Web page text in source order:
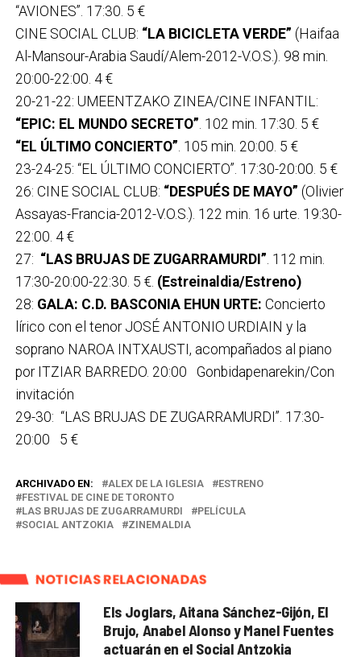
“AVIONES”. 17:30. 5 €
CINE SOCIAL CLUB: “LA BICICLETA VERDE” (Haifaa
Al-Mansour-Arabia Saudí/Alem-2012-V.O.S.). 98 min.
20:00-22:00. 4 €
20-21-22: UMEENTZAKO ZINEA/CINE INFANTIL:
“EPIC: EL MUNDO SECRETO” . 102 min. 17:30. 5 €
“EL ÚLTIMO CONCIERTO” . 105 min. 20:00. 5 €
23-24-25: “EL ÚLTIMO CONCIERTO”. 17:30-20:00. 5 €
26: CINE SOCIAL CLUB: “DESPUÉS DE MAYO” (Olivier
Assayas-Francia-2012-V.O.S.). 122 min. 16 urte. 19:30-
22:00. 4 €
27: “LAS BRUJAS DE ZUGARRAMURDI” . 112 min.
17:30-20:00-22:30. 5 €. (Estreinaldia/Estreno)
28: GALA: C.D. BASCONIA EHUN URTE: Concierto
lírico con el tenor JOSÉ ANTONIO URDIAIN y la
soprano NAROA INTXAUSTI, acompañados al piano
por ITZIAR BARREDO. 20:00 Gonbidapenarekin/Con
invitación
29-30: “LAS BRUJAS DE ZUGARRAMURDI”. 17:30-
20:00 5 €
ARCHIVADO EN: ALEX DE LA IGLESIA
ESTRENO
FESTIVAL DE CINE DE TORONTO
LAS BRUJAS DE ZUGARRAMURDI
PELÍCULA
SOCIAL ANTZOKIA
ZINEMALDIA
NOTICIAS RELACIONADAS
Els Joglars, Aitana Sánchez-Gijón, El
Brujo, Anabel Alonso y Manel Fuentes
actuarán en el Social Antzokia